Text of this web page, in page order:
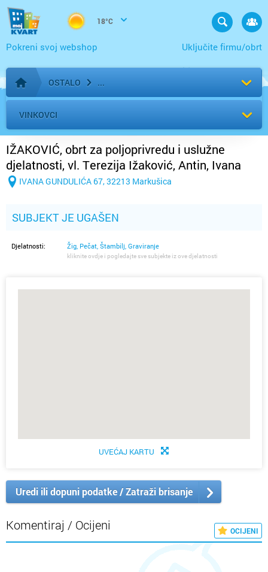
18°C
Uključite firmu/obrt
Pokreni svoj webshop
Početna stranica
OSTALO
VINKOVCI
IŽAKOVIĆ, obrt za poljoprivredu i uslužne
djelatnosti, vl. Terezija Ižaković, Antin, Ivana
Gundulića 67
IVANA GUNDULIĆA 67, 32213 Markušica
SUBJEKT JE UGAŠEN
Djelatnosti: Žig, Pečat, Štambilj, Graviranje
kliknite ovdje i pogledajte sve subjekte iz ove djelatnosti
UVEĆAJ KARTU
Uredi ili dopuni podatke / Zatraži brisanje
Komentiraj / Ocijeni OCIJENI